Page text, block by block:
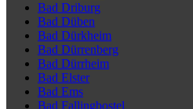
Bad Driburg
Bad Düben
Bad Dürkheim
Bad Dürrenberg
Bad Dürrheim
Bad Elster
Bad Ems
Bad Fallingbostel